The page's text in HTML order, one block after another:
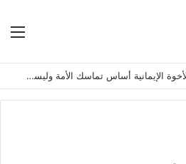
خطيب المسجد الحرام: الأخوة الإيمانية أساس تماسك الأمة وليست مجرد دعوى